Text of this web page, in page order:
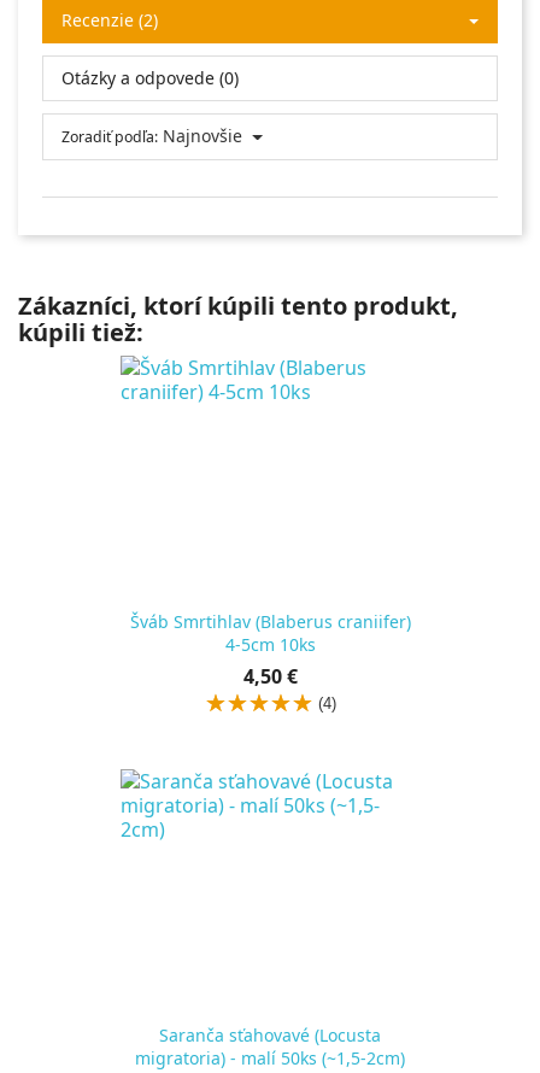
Recenzie (2)
Otázky a odpovede (0)
Zoradiť podľa: Najnovšie
Zákazníci, ktorí kúpili tento produkt,
kúpili tiež:
Šváb Smrtihlav (Blaberus craniifer)
4-5cm 10ks
Cena
za
4,50 €
(4)
Saranča sťahovavé (Locusta
migratoria) - malí 50ks (~1,5-2cm)